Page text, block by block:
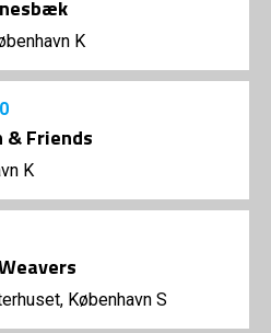
K
& Friends
K
København S